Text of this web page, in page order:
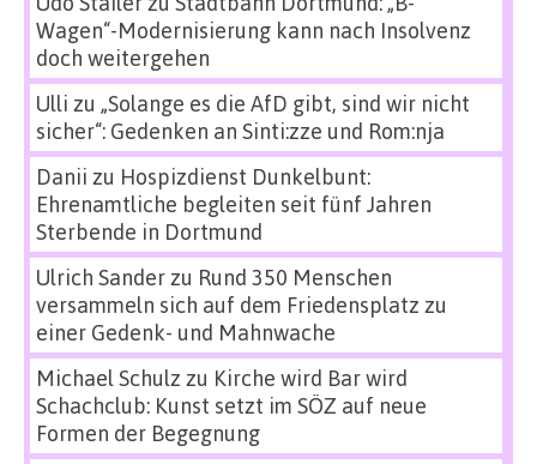
Wagen“-Modernisierung kann nach Insolvenz
doch weitergehen
Ulli zu „Solange es die AfD gibt, sind wir nicht
sicher“: Gedenken an Sinti:zze und Rom:nja
Danii zu Hospizdienst Dunkelbunt:
Ehrenamtliche begleiten seit fünf Jahren
Sterbende in Dortmund
Ulrich Sanderzu Rund 350 Menschen
versammeln sich auf dem Friedensplatz zu
einer Gedenk- und Mahnwache
Michael Schulz zu Kirche wird Bar wird
Schachclub: Kunst setzt im SÖZ auf neue
Formen der Begegnung